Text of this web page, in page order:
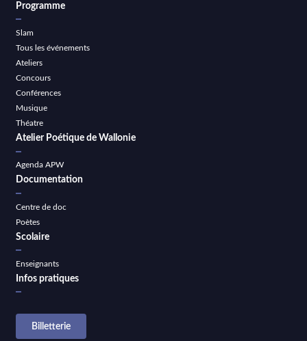
Programme
Slam
Tous les événements
Ateliers
Concours
Conférences
Musique
Théatre
Atelier Poétique de Wallonie
Agenda APW
Documentation
Centre de doc
Poètes
Scolaire
Enseignants
Infos pratiques
Billetterie